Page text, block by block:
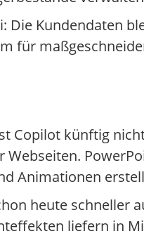
Die Kundendaten
für
Copilot künftig
Webseiten.
Animationen
heute schneller
liefern in